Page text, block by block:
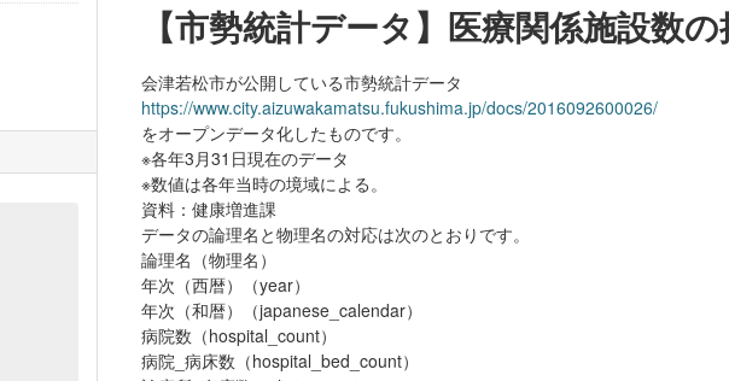
【市勢統計データ】医療関係施設数
会津若松市が公開している市勢統計データ
https://www.city.aizuwakamatsu.fukushima.jp/docs/2016092600026/
をオープンデータ化したものです。
※各年3月31日現在のデータ
※数値は各年当時の境域による。
資料：健康増進課
データの論理名と物理名の対応は次のとおりです。
論理名（物理名）
年次（西暦）（year）
年次（和暦）（japanese_calendar）
病院数（hospital_count）
病院_病床数（hospital_bed_count）